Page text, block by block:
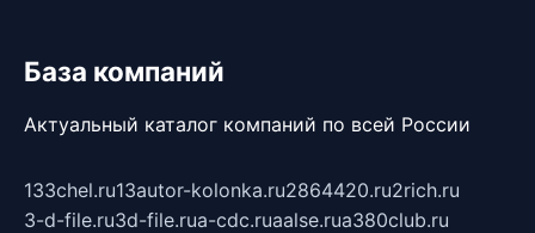
База компаний
Актуальный каталог компаний по всей России
133chel.ru13autor-kolonka.ru2864420.ru2rich.ru
3-d-file.ru3d-file.rua-cdc.ruaalse.rua380club.ru